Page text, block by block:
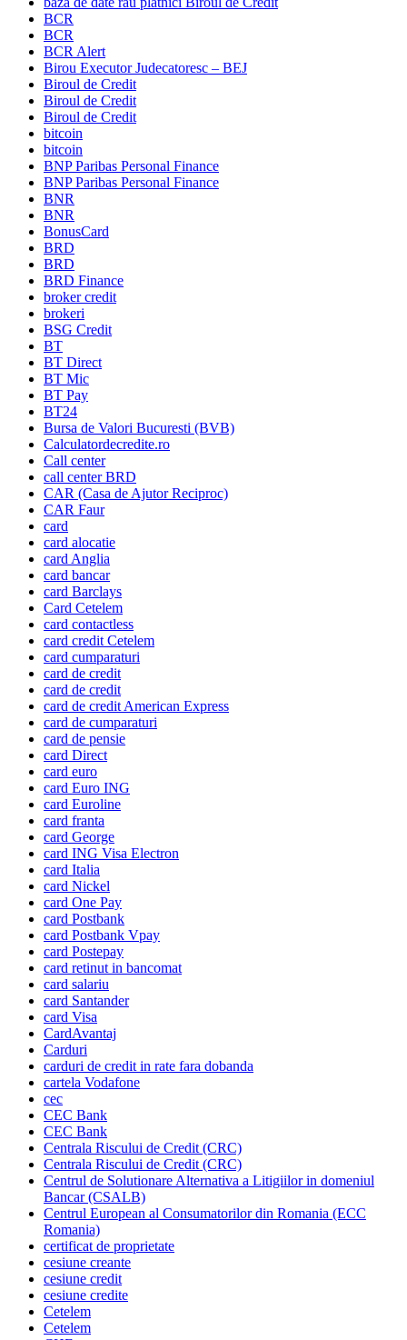
BCR
BCR
BCR Alert
Birou Executor Judecatoresc – BEJ
Biroul de Credit
Biroul de Credit
Biroul de Credit
bitcoin
bitcoin
BNP Paribas Personal Finance
BNP Paribas Personal Finance
BNR
BNR
BonusCard
BRD
BRD
BRD Finance
broker credit
brokeri
BSG Credit
BT
BT Direct
BT Mic
BT Pay
BT24
Bursa de Valori Bucuresti (BVB)
Calculatordecredite.ro
Call center
call center BRD
CAR (Casa de Ajutor Reciproc)
CAR Faur
card
card alocatie
card Anglia
card bancar
card Barclays
Card Cetelem
card contactless
card credit Cetelem
card cumparaturi
card de credit
card de credit
card de credit American Express
card de cumparaturi
card de pensie
card Direct
card euro
card Euro ING
card Euroline
card franta
card George
card ING Visa Electron
card Italia
card Nickel
card One Pay
card Postbank
card Postbank Vpay
card Postepay
card retinut in bancomat
card salariu
card Santander
card Visa
CardAvantaj
Carduri
carduri de credit in rate fara dobanda
cartela Vodafone
cec
CEC Bank
CEC Bank
Centrala Riscului de Credit (CRC)
Centrala Riscului de Credit (CRC)
Centrul de Solutionare Alternativa a Litigiilor in domeniul
Bancar (CSALB)
Centrul European al Consumatorilor din Romania (ECC
Romania)
certificat de proprietate
cesiune creante
cesiune credit
cesiune credite
Cetelem
Cetelem